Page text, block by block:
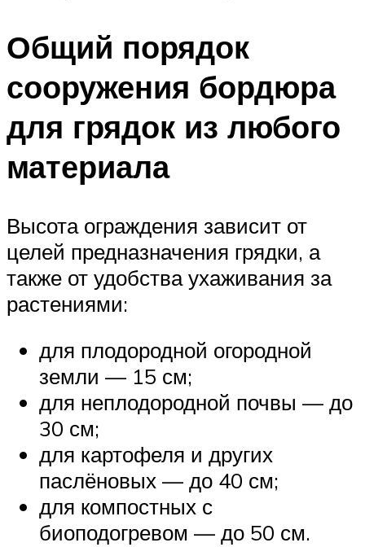
Общий порядок
сооружения бордюра
для грядок из любого
материала
Высота ограждения зависит от
целей предназначения грядки, а
также от удобства ухаживания за
растениями:
для плодородной огородной
земли — 15 см;
для неплодородной почвы — до
30 см;
для картофеля и других
паслёновых — до 40 см;
для компостных с
биоподогревом — до 50 см.